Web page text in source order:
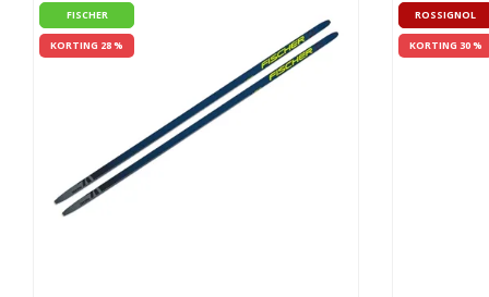
FISCHER
KORTING 28 %
ROSSIGNOL
KORTING 30 %